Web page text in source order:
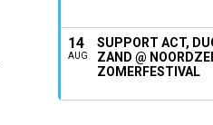
14
AUG
SUPPORT ACT,
ZAND @
ZOMERFESTIVAL